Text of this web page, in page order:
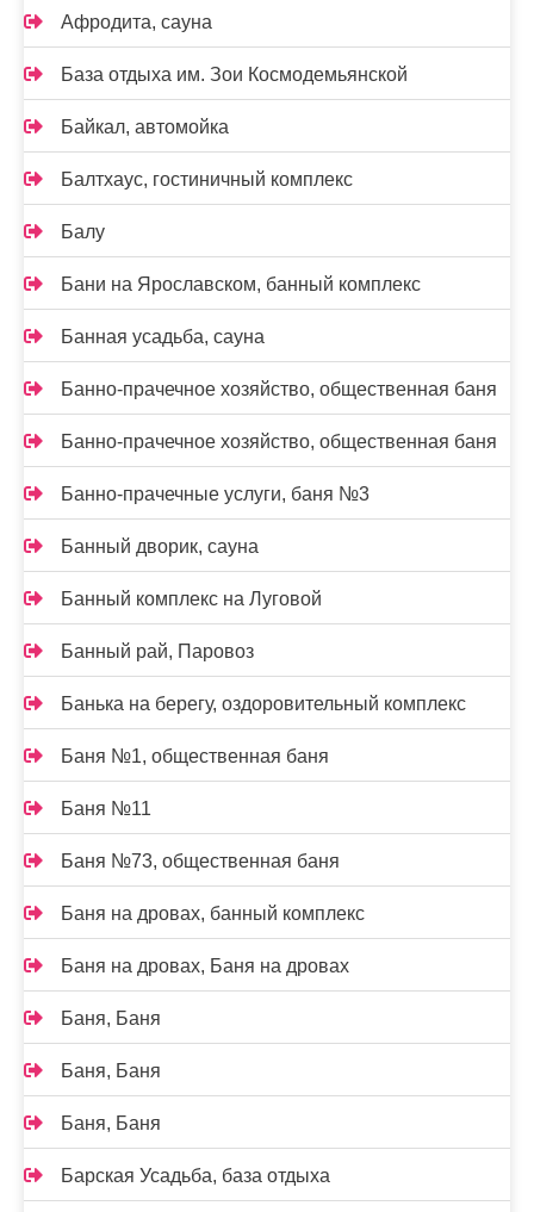
Афродита, сауна
База отдыха им. Зои Космодемьянской
Байкал, автомойка
Балтхаус, гостиничный комплекс
Балу
Бани на Ярославском, банный комплекс
Банная усадьба, сауна
Банно-прачечное хозяйство, общественная баня
Банно-прачечное хозяйство, общественная баня
Банно-прачечные услуги, баня №3
Банный дворик, сауна
Банный комплекс на Луговой
Банный рай, Паровоз
Банька на берегу, оздоровительный комплекс
Баня №1, общественная баня
Баня №11
Баня №73, общественная баня
Баня на дровах, банный комплекс
Баня на дровах, Баня на дровах
Баня, Баня
Баня, Баня
Баня, Баня
Барская Усадьба, база отдыха